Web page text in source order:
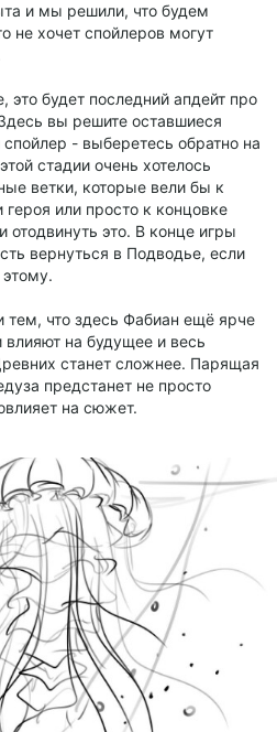
и мы решили, что будем
не хочет спойлеров могут
это будет последний апдейт про
вы решите оставшиеся
- выберетесь обратно на
стадии очень хотелось
ветки, которые вели бы к
или просто к концовке
это. В конце игры
вернуться в Подводье, если
тем, что здесь Фабиан ещё ярче
влияют на будущее и весь
станет сложнее. Парящая
предстанет не просто
на сюжет.